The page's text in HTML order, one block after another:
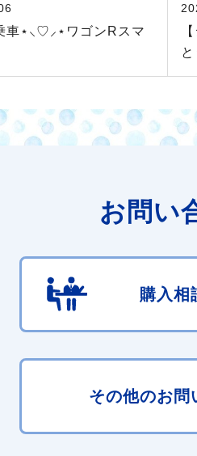
車⋆⸜♡⸝‍⋆ワゴンRスマ
お問い
購入相
その他のお問